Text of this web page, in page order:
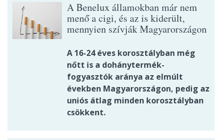
A Benelux államokban már nem
menő a cigi, és az is kiderült,
mennyien szívják Magyarországon
A 16-24 éves korosztályban még
nőtt is a dohánytermék-
fogyasztók aránya az elmúlt
években Magyarországon, pedig az
uniós átlag minden korosztályban
csökkent.